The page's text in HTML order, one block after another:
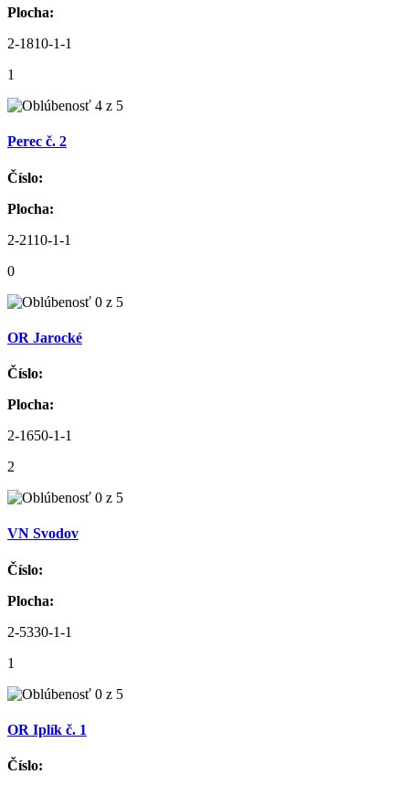
Plocha:
2-1810-1-1
1
Perec č. 2
Číslo:
Plocha:
2-2110-1-1
0
OR Jarocké
Číslo:
Plocha:
2-1650-1-1
2
VN Svodov
Číslo:
Plocha:
2-5330-1-1
1
OR Iplík č. 1
Číslo: